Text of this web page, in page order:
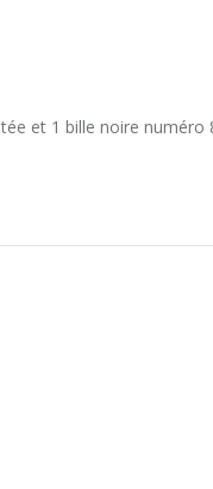
et 1 bille noire numéro